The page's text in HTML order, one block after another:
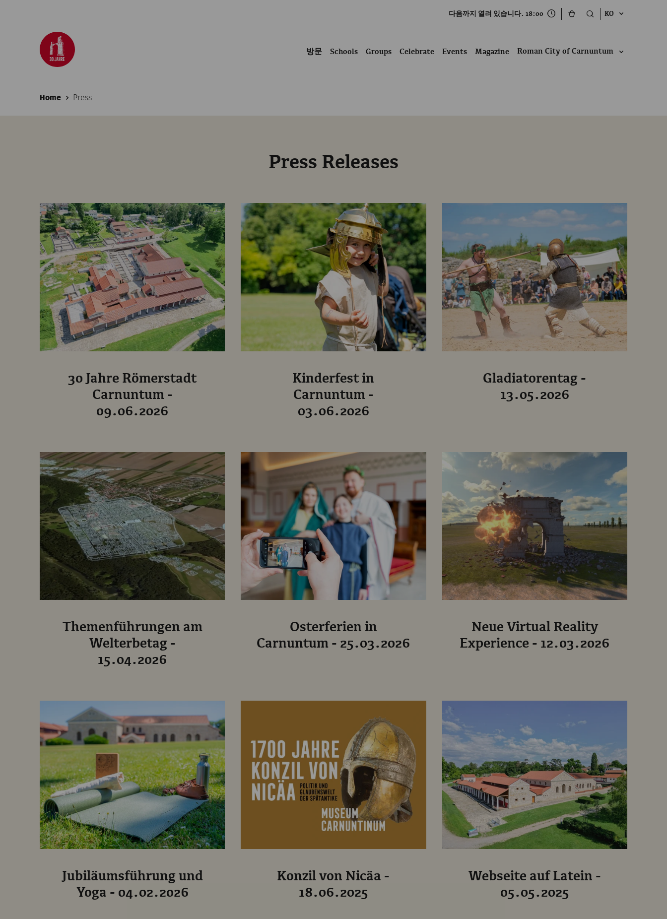
다음까지 열려 있습니다. 18:00 KO
방문 Schools Groups Celebrate Events Magazine Roman City of Carnuntum
Home Press
Press Releases
30 Jahre Römerstadt
Carnuntum -
09.06.2026
Kinderfest in
Carnuntum -
03.06.2026
Gladiatorentag -
13.05.2026
Themenführungen am
Welterbetag -
15.04.2026
Osterferien in
Carnuntum - 25.03.2026
Neue Virtual Reality
Experience - 12.03.2026
Jubiläumsführung und
Yoga - 04.02.2026
Konzil von Nicäa -
18.06.2025
Webseite auf Latein -
05.05.2025